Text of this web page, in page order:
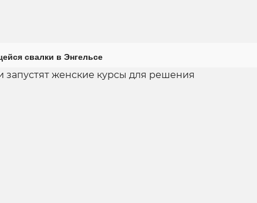
свалки в Энгельсе